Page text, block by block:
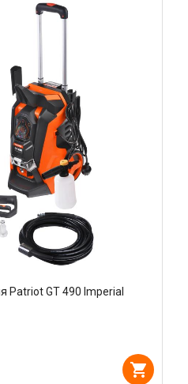
Patriot GT 490 Imperial